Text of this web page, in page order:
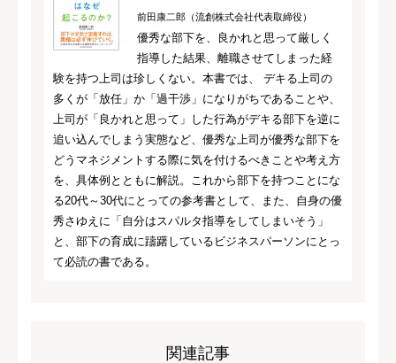
前田康二郎（流創株式会社代表取締役）
優秀な部下を、良かれと思って厳しく
指導した結果、離職させてしまった経
験を持つ上司は珍しくない。本書では、 デキる上司の
多くが「放任」か「過干渉」になりがちであることや、
上司が「良かれと思って」した行為がデキる部下を逆に
追い込んでしまう実態など、優秀な上司が優秀な部下を
どうマネジメントする際に気を付けるべきことや考え方
を、具体例とともに解説。これから部下を持つことにな
る20代～30代にとっての参考書として、また、自身の優
秀さゆえに「自分はスパルタ指導をしてしまいそう」
と、部下の育成に躊躇しているビジネスパーソンにとっ
て必読の書である。
関連記事